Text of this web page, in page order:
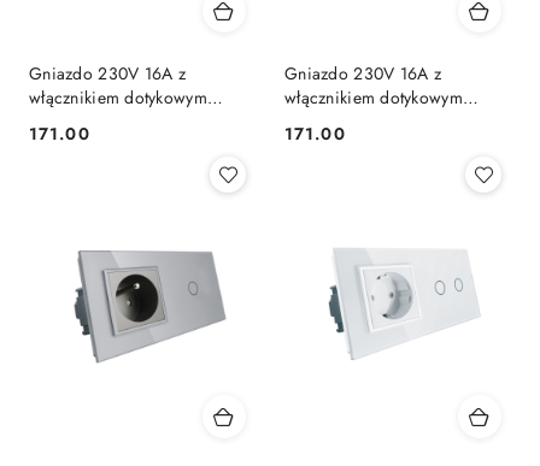
Gniazdo 230V 16A z
włącznikiem dotykowym
Stalowo szary
Cena:
171.00
Gniazdo 230V 16A z
włącznikiem dotykowym
Szampański
Cena:
171.00